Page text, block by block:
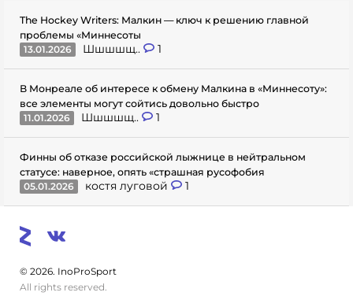
The Hockey Writers: Малкин — ключ к решению главной
проблемы «Миннесоты
13.01.2026
Шшшшщ.. 1
В Монреале об интересе к обмену Малкина в «Миннесоту»:
все элементы могут сойтись довольно быстро
11.01.2026
Шшшшщ.. 1
Финны об отказе российской лыжнице в нейтральном
статусе: наверное, опять «страшная русофобия
05.01.2026
костя луговой 1
© 2026. InoProSport
All rights reserved.